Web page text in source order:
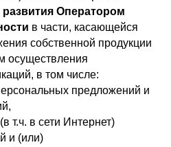
Оператором
в части, касающейся
собственной продукции
осуществления
в том числе:
предложений и
т.ч. в сети Интернет)
и (или)